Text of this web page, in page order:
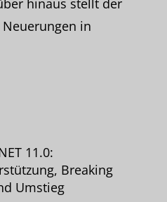
in
11.0:
Breaking
Umstieg